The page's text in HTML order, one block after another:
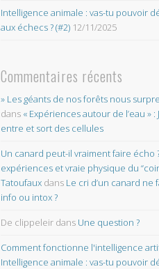
Intelligence animale : vas-tu pouvoir
aux échecs ? (#2) 12/11/2025
Commentaires récents
» Les géants de nos forêts nous
dans « Expériences autour de l’eau » :
entre et sort des cellules
Un canard peut-il vraiment faire écho
expériences et vraie physique du
Tatoufaux dans Le cri d’un canard ne
info ou intox ?
De clippeleir dans Une question ?
Comment fonctionne l'intelligence
Intelligence animale : vas-tu pouvoir